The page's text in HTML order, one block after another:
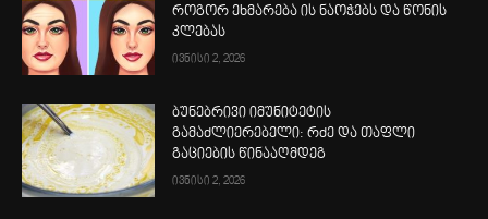
როგორ ეხმარება ის ნაოჭებს და წონის
კლებას
ივნისი 2, 2026
ბუნებრივი იმუნიტეტის
გამაძლიერებელი: რძე და თაფლი
გაციების წინააღმდეგ
ივნისი 2, 2026